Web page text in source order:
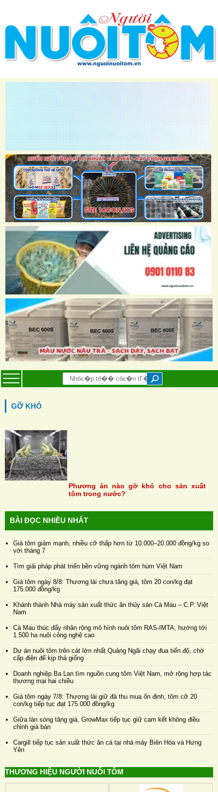
GỠ KHÓ
Phương án nào gỡ khó cho sản xuất
tôm trong nước?
BÀI ĐỌC NHIỀU NHẤT
Giá tôm giảm mạnh, nhiều cỡ thấp hơn từ 10.000–20.000 đồng/kg so
với tháng 7
Tìm giải pháp phát triển bền vững ngành tôm hùm Việt Nam
Giá tôm ngày 8/8: Thương lái chưa tăng giá, tôm 20 con/kg đạt
175.000 đồng/kg
Khánh thành Nhà máy sản xuất thức ăn thủy sản Cà Mau – C.P. Việt
Nam
Cà Mau thúc đẩy nhân rộng mô hình nuôi tôm RAS-IMTA, hướng tới
1.500 ha nuôi công nghệ cao
Dự án nuôi tôm trên cát lớn nhất Quảng Ngãi chạy đua tiến độ, chờ
cấp điện để kịp thả giống
Doanh nghiệp Ba Lan tìm nguồn cung tôm Việt Nam, mở rộng hợp tác
thương mại hai chiều
Giá tôm ngày 7/8: Thương lái giữ đà thu mua ổn định, tôm cỡ 20
con/kg tiếp tục đạt 175.000 đồng/kg
Giữa làn sóng tăng giá, GrowMax tiếp tục giữ cam kết không điều
chỉnh giá bán
Cargill tiếp tục sản xuất thức ăn cá tại nhà máy Biên Hòa và Hưng
Yên
THƯƠNG HIỆU NGƯỜI NUÔI TÔM